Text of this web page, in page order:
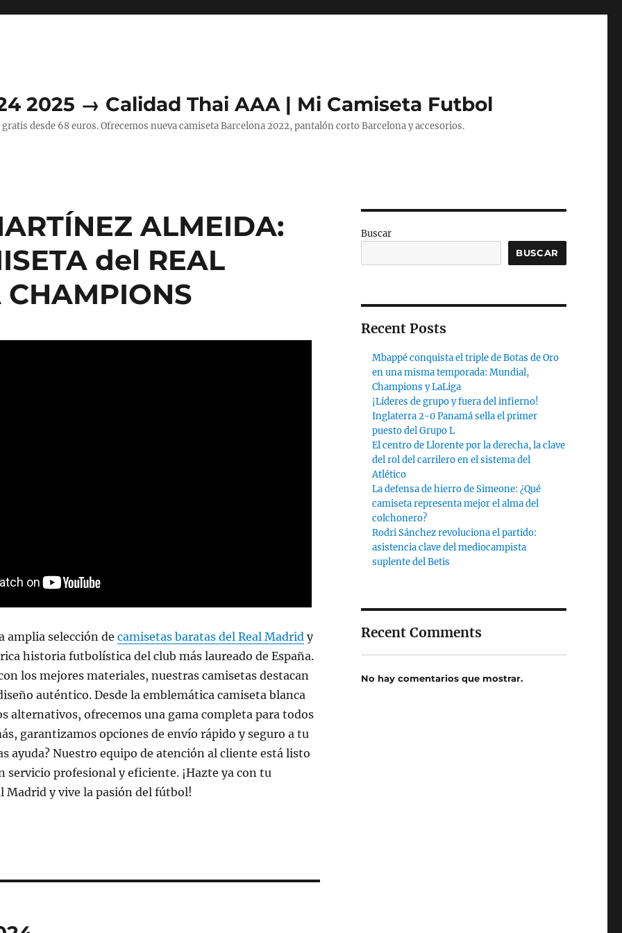
2025 → Calidad Thai AAA | Mi Camiseta Futbol
desde 68 euros. Ofrecemos nueva camiseta Barcelona 2022, pantalón corto Barcelona y accesorios.
ALMEIDA:
del REAL
amplia selección de camisetas baratas del Real Madridy
historia futbolística del club más laureado de España.
los mejores materiales, nuestras camisetas destacan
auténtico. Desde la emblemática camiseta blanca
alternativos, ofrecemos una gama completa para todos
garantizamos opciones de envío rápido y seguro a tu
ayuda? Nuestro equipo de atención al cliente está listo
servicio profesional y eficiente. ¡Hazte ya con tu
Madrid y vive la pasión del fútbol!
Buscar
BUSCAR
Recent Posts
Mbappé conquista el triple de Botas de Oro
en una misma temporada: Mundial,
Champions y LaLiga
¡Líderes de grupo y fuera del infierno!
Inglaterra 2-0 Panamá sella el primer
puesto del Grupo L
El centro de Llorente por la derecha, la clave
del rol del carrilero en el sistema del
Atlético
La defensa de hierro de Simeone: ¿Qué
camiseta representa mejor el alma del
colchonero?
Rodri Sánchez revoluciona el partido:
asistencia clave del mediocampista
suplente del Betis
Recent Comments
No hay comentarios que mostrar.